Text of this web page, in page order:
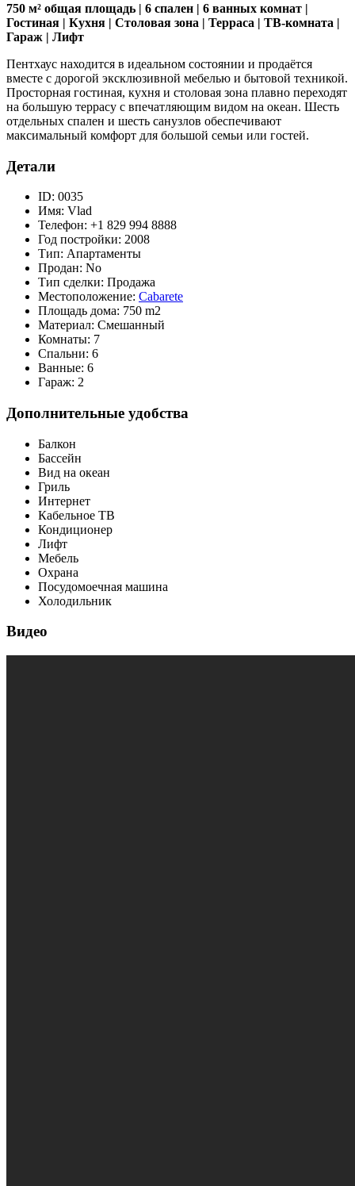
750 м² общая площадь | 6 спален | 6 ванных комнат |
Гостиная | Кухня | Столовая зона | Терраса | ТВ-комната |
Гараж | Лифт
Пентхаус находится в идеальном состоянии и продаётся
вместе с дорогой эксклюзивной мебелью и бытовой техникой.
Просторная гостиная, кухня и столовая зона плавно переходят
на большую террасу с впечатляющим видом на океан. Шесть
отдельных спален и шесть санузлов обеспечивают
максимальный комфорт для большой семьи или гостей.
Детали
ID: 0035
Имя: Vlad
Телефон: +1 829 994 8888
Год постройки: 2008
Тип: Апартаменты
Продан: No
Тип сделки: Продажа
Местоположение: Cabarete
Площадь дома: 750 m2
Материал: Смешанный
Комнаты: 7
Спальни: 6
Ванные: 6
Гараж: 2
Дополнительные удобства
Балкон
Бассейн
Вид на океан
Гриль
Интернет
Кабельное ТВ
Кондиционер
Лифт
Мебель
Охрана
Посудомоечная машина
Холодильник
Видео